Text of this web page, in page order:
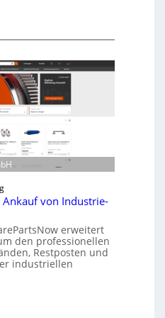
von Industrie-
erweitert
den professionellen
Restposten und
industriellen